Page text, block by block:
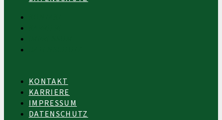
KONTAKT
KARRIERE
IMPRESSUM
DATENSCHUTZ